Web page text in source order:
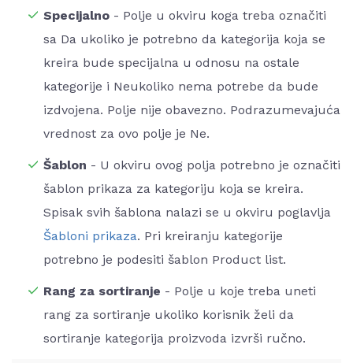
Specijalno - Polje u okviru koga treba označiti
sa Da ukoliko je potrebno da kategorija koja se
kreira bude specijalna u odnosu na ostale
kategorije i Neukoliko nema potrebe da bude
izdvojena. Polje nije obavezno. Podrazumevajuća
vrednost za ovo polje je Ne.
Šablon - U okviru ovog polja potrebno je označiti
šablon prikaza za kategoriju koja se kreira.
Spisak svih šablona nalazi se u okviru poglavlja
Šabloni prikaza. Pri kreiranju kategorije
potrebno je podesiti šablon Product list.
Rang za sortiranje - Polje u koje treba uneti
rang za sortiranje ukoliko korisnik želi da
sortiranje kategorija proizvoda izvrši ručno.